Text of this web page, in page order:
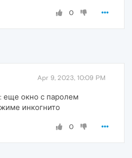
0
Apr 9, 2023, 10:09 PM
: еще окно с паролем
инкогнито
0